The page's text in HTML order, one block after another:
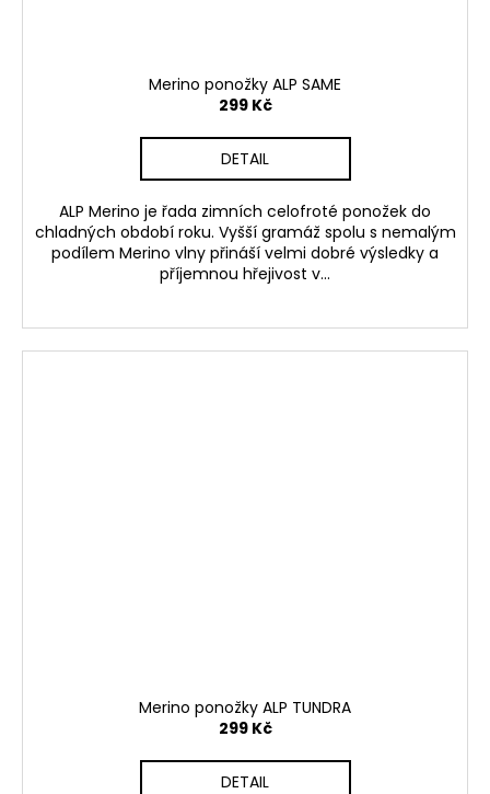
Merino ponožky ALP SAME
299 Kč
DETAIL
ALP Merino je řada zimních celofroté ponožek do
chladných období roku. Vyšší gramáž spolu s nemalým
podílem Merino vlny přináší velmi dobré výsledky a
příjemnou hřejivost v...
Merino ponožky ALP TUNDRA
299 Kč
DETAIL